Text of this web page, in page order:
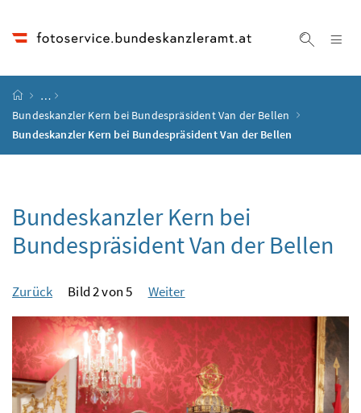
Startseite
…
Bundeskanzler Kern bei Bundespräsident Van der Bellen
Bundeskanzler Kern bei Bundespräsident Van der Bellen
Bundeskanzler Kern bei
Bundespräsident Van der Bellen
Zurück Bild 2 von 5 Weiter